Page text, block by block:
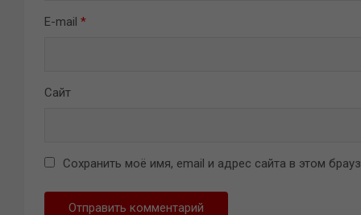
E-mail *
Сайт
Сохранить моё имя, email и адрес сайта в этом